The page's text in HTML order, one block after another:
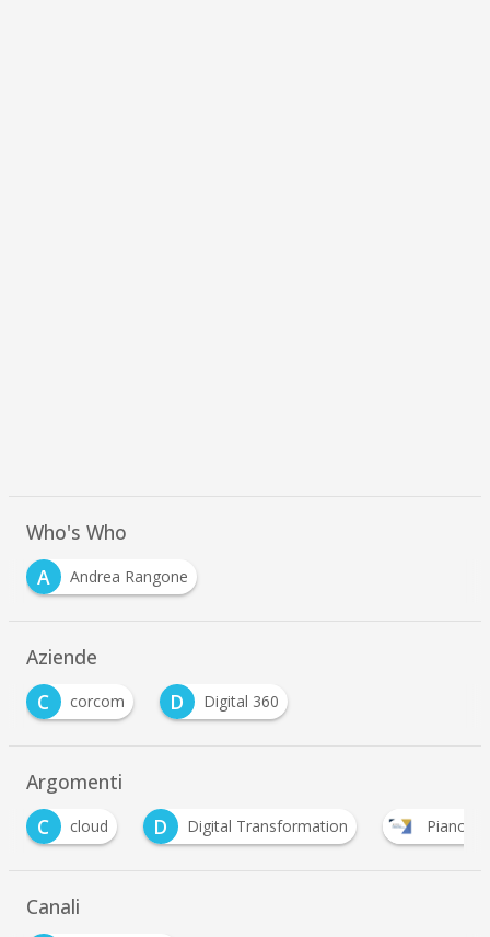
Who's Who
A
Andrea Rangone
Aziende
C
corcom D Digital 360
Argomenti
cloud Digital Transformation Piano
Canali